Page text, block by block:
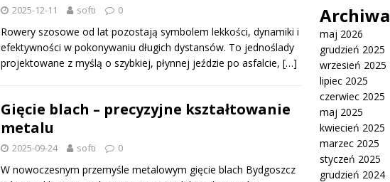
2025-12-11 softi 0
Rowery szosowe od lat pozostają symbolem lekkości, dynamiki i
efektywności w pokonywaniu długich dystansów. To jednoślady
projektowane z myślą o szybkiej, płynnej jeździe po asfalcie, […]
Gięcie blach – precyzyjne kształtowanie
metalu
2025-09-24 softi 0
W nowoczesnym przemyśle metalowym gięcie blach Bydgoszcz
Archiwa
maj 2026
grudzień 2025
wrzesień 2025
lipiec 2025
czerwiec 2025
maj 2025
kwiecień 2025
marzec 2025
styczeń 2025
grudzień 2024